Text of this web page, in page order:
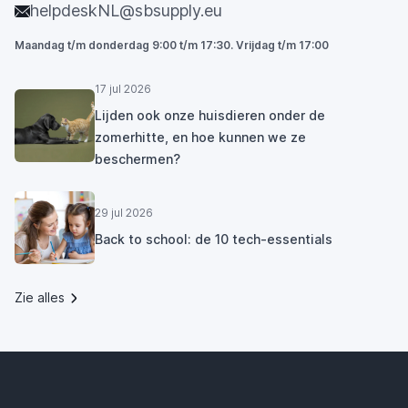
helpdeskNL@sbsupply.eu
Maandag t/m donderdag 9:00 t/m 17:30. Vrijdag t/m 17:00
17 jul 2026
Lijden ook onze huisdieren onder de
zomerhitte, en hoe kunnen we ze
beschermen?
29 jul 2026
Back to school: de 10 tech-essentials
Zie alles